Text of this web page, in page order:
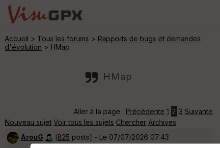
Accueil > Tous les forums > Rapports de bugs et demandes
d'évolution > HMap
HMap
Aller à la page : Précédente 1 2 3 Suivante
Nouveau sujet Voir tous les sujets Chercher Archives
ArouG
[825 posts] - Le 07/07/2026 07:43